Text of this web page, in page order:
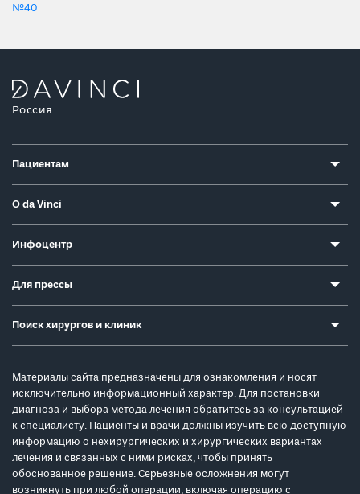
№40
Россия
Пациентам
О da Vinci
Инфоцентр
Для прессы
Поиск хирургов и клиник
Материалы сайта предназначены для ознакомления и носят
исключительно информационный характер. Для постановки
диагноза и выбора метода лечения обратитесь за консультацией
к специалисту. Пациенты и врачи должны изучить всю доступную
информацию о нехирургических и хирургических вариантах
лечения и связанных с ними рисках, чтобы принять
обоснованное решение. Серьезные осложнения могут
возникнуть при любой операции, включая операцию с